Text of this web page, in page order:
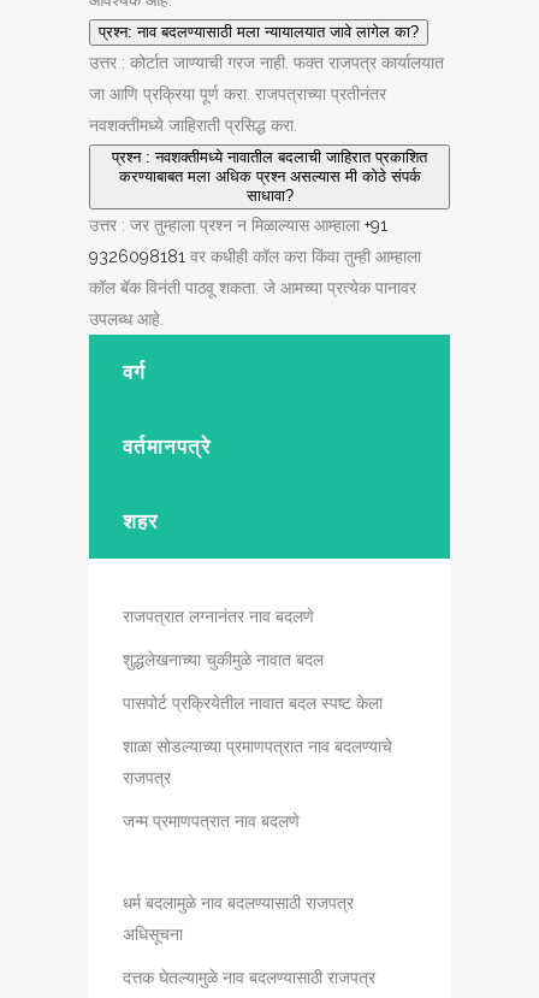
प्रश्न: नाव बदलण्यासाठी मला न्यायालयात जावे लागेल का?
उत्तर : कोर्टात जाण्याची गरज नाही. फक्त राजपत्र कार्यालयात
जा आणि प्रक्रिया पूर्ण करा. राजपत्राच्या प्रतीनंतर
नवशक्तीमध्ये जाहिराती प्रसिद्ध करा.
प्रश्न : नवशक्तीमध्ये नावातील बदलाची जाहिरात प्रकाशित
करण्याबाबत मला अधिक प्रश्न असल्यास मी कोठे संपर्क
साधावा?
उत्तर : जर तुम्हाला प्रश्न न मिळाल्यास आम्हाला +91
9326098181 वर कधीही कॉल करा किंवा तुम्ही आम्हाला
कॉल बॅक विनंती पाठवू शकता. जे आमच्या प्रत्येक पानावर
उपलब्ध आहे.
वर्ग
वर्तमानपत्रे
शहर
राजपत्रात लग्नानंतर नाव बदलणे
शुद्धलेखनाच्या चुकीमुळे नावात बदल
पासपोर्ट प्रक्रियेतील नावात बदल स्पष्ट केला
शाळा सोडल्याच्या प्रमाणपत्रात नाव बदलण्याचे
राजपत्र
जन्म प्रमाणपत्रात नाव बदलणे
धर्म बदलामुळे नाव बदलण्यासाठी राजपत्र
अधिसूचना
दत्तक घेतल्यामुळे नाव बदलण्यासाठी राजपत्र